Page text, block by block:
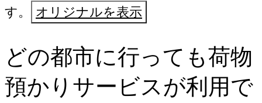
す。
オリジナルを表示
どの都市に行っても荷物
預かりサービスが利用で